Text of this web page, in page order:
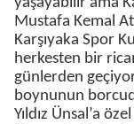
Mustafa Kemal
Karşıyaka Spor
herkesten bir
günlerden
boynunun
Yıldız Ünsal’a